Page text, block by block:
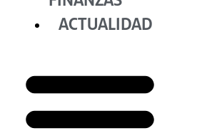
ACTUALIDAD